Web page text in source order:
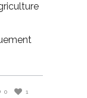
0 1